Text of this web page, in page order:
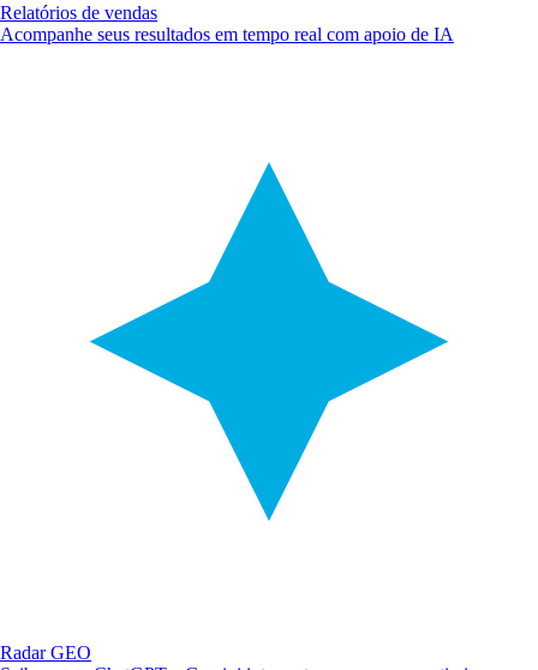
Relatórios de vendas
Acompanhe seus resultados em tempo real com apoio de IA
Radar GEO